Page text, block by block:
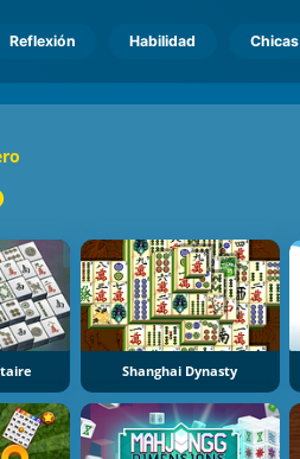
Reflexión Habilidad Chicas
Shanghai Dynasty